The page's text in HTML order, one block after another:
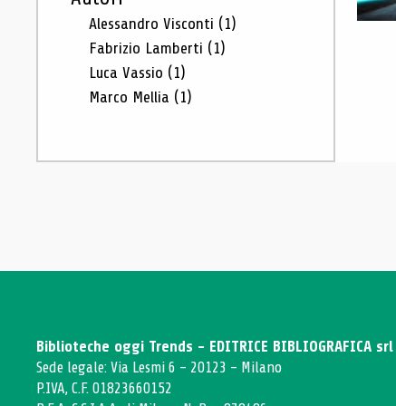
Alessandro Visconti (1)
Fabrizio Lamberti (1)
Luca Vassio (1)
Marco Mellia (1)
Biblioteche oggi Trends - EDITRICE BIBLIOGRAFICA srl
Sede legale: Via Lesmi 6 - 20123 - Milano
P.IVA, C.F. 01823660152